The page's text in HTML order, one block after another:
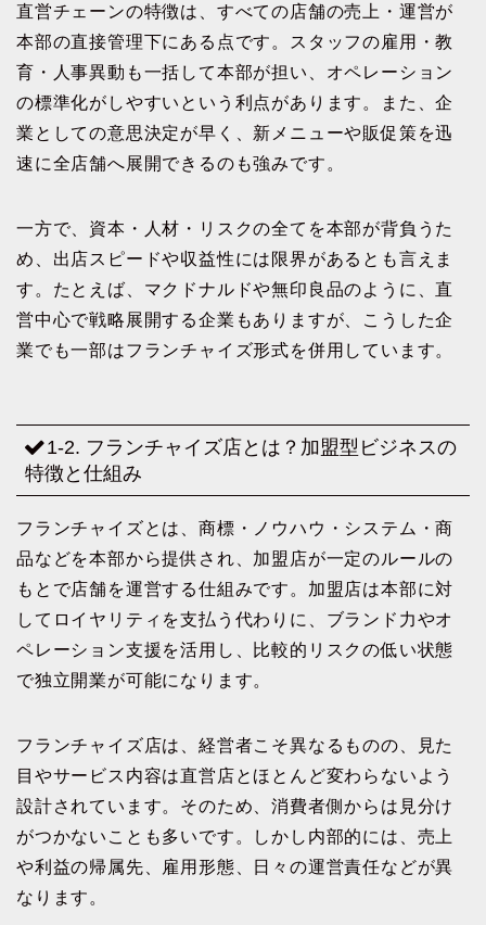
直営チェーンの特徴は、すべての店舗の売上・運営が
本部の直接管理下にある点です。スタッフの雇用・教
育・人事異動も一括して本部が担い、オペレーション
の標準化がしやすいという利点があります。また、企
業としての意思決定が早く、新メニューや販促策を迅
速に全店舗へ展開できるのも強みです。
一方で、資本・人材・リスクの全てを本部が背負うた
め、出店スピードや収益性には限界があるとも言えま
す。たとえば、マクドナルドや無印良品のように、直
営中心で戦略展開する企業もありますが、こうした企
業でも一部はフランチャイズ形式を併用しています。
1-2. フランチャイズ店とは？加盟型ビジネスの
特徴と仕組み
フランチャイズとは、商標・ノウハウ・システム・商
品などを本部から提供され、加盟店が一定のルールの
もとで店舗を運営する仕組みです。加盟店は本部に対
してロイヤリティを支払う代わりに、ブランド力やオ
ペレーション支援を活用し、比較的リスクの低い状態
で独立開業が可能になります。
フランチャイズ店は、経営者こそ異なるものの、見た
目やサービス内容は直営店とほとんど変わらないよう
設計されています。そのため、消費者側からは見分け
がつかないことも多いです。しかし内部的には、売上
や利益の帰属先、雇用形態、日々の運営責任などが異
なります。